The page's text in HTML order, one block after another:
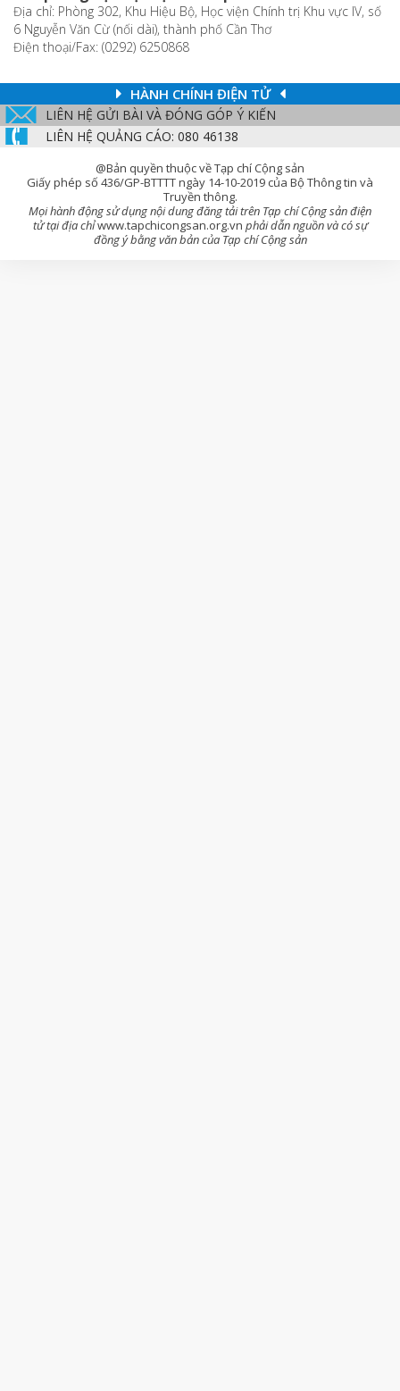
Địa chỉ: Phòng 302, Khu Hiệu Bộ, Học viện Chính trị Khu vực IV, số
6 Nguyễn Văn Cừ (nối dài), thành phố Cần Thơ
Điện thoại/Fax: (0292) 6250868
HÀNH CHÍNH ĐIỆN TỬ
LIÊN HỆ GỬI BÀI VÀ ĐÓNG GÓP Ý KIẾN
LIÊN HỆ QUẢNG CÁO: 080 46138
@Bản quyền thuộc về Tạp chí Cộng sản
Giấy phép số 436/GP-BTTTT ngày 14-10-2019 của Bộ Thông tin và
Truyền thông.
Mọi hành động sử dụng nội dung đăng tải trên Tạp chí Cộng sản điện
tử tại địa chỉwww.tapchicongsan.org.vn phải dẫn nguồn và có sự
đồng ý bằng văn bản của Tạp chí Cộng sản